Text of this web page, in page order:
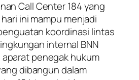
Call Center 184 yang
ini mampu menjadi
koordinasi lintas
internal BNN
penegak hukum
dibangun dalam